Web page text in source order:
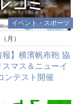
イベント・スポーツ
月）
報】横濱帆布鞄 協
マス＆ニューイ
ンテスト開催